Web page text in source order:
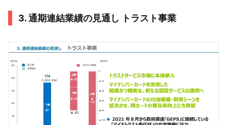
3. 通期連結業績の見通し トラスト事業